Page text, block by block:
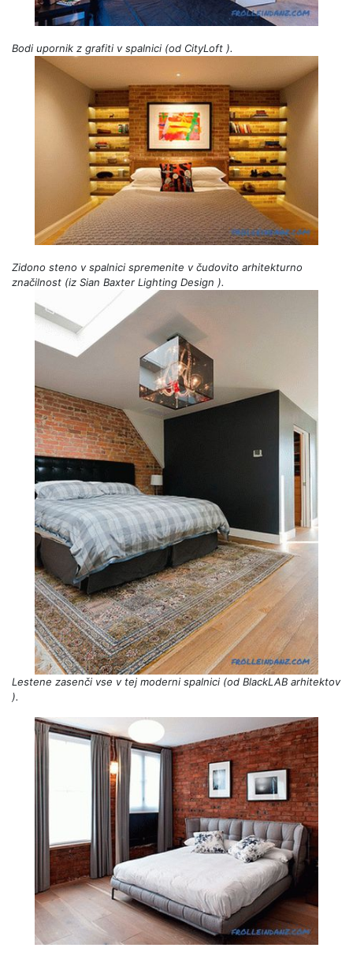
Bodi upornik z grafiti v spalnici (od CityLoft ).
Zidono steno v spalnici spremenite v čudovito arhitekturno
značilnost (iz Sian Baxter Lighting Design ).
Lestene zasenči vse v tej moderni spalnici (od BlackLAB arhitektov
).